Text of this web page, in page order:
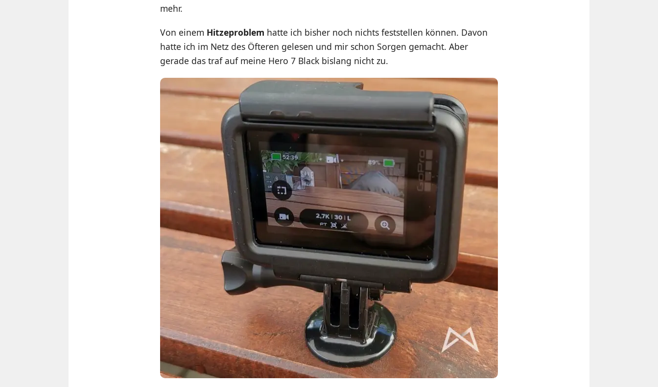
mehr.
Von einem Hitzeproblem hatte ich bisher noch nichts feststellen können. Davon
hatte ich im Netz des Öfteren gelesen und mir schon Sorgen gemacht. Aber
gerade das traf auf meine Hero 7 Black bislang nicht zu.